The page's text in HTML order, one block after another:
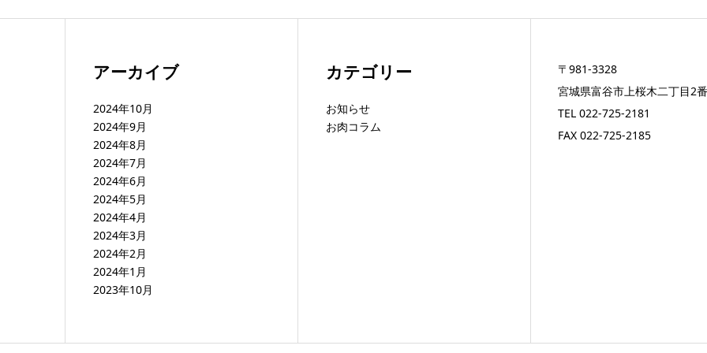
アーカイブ
2024年10月
2024年9月
2024年8月
2024年7月
2024年6月
2024年5月
2024年4月
2024年3月
2024年2月
2024年1月
2023年10月
カテゴリー
お知らせ
お肉コラム
〒981-3328
宮城県富谷市上桜木二丁目2
TEL022-725-2181
FAX 022-725-2185